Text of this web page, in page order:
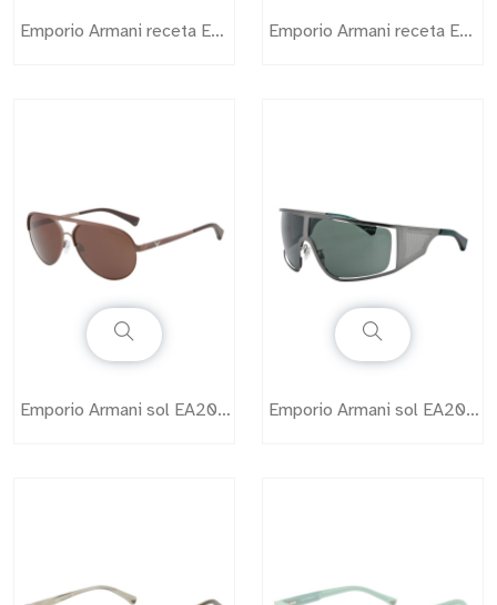
Emporio Armani receta EA1005 Emporio Armani receta EA1052
Emporio Armani sol EA2004 Emporio Armani sol EA2021